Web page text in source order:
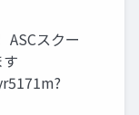
ASCスクー